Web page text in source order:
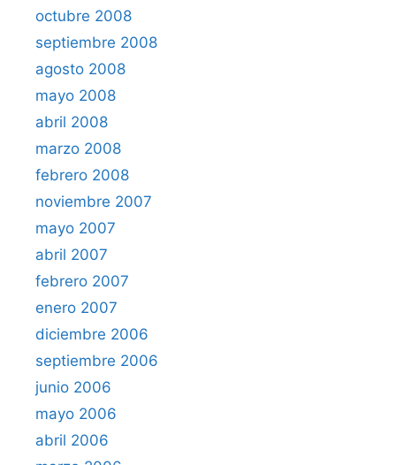
octubre 2008
septiembre 2008
agosto 2008
mayo 2008
abril 2008
marzo 2008
febrero 2008
noviembre 2007
mayo 2007
abril 2007
febrero 2007
enero 2007
diciembre 2006
septiembre 2006
junio 2006
mayo 2006
abril 2006